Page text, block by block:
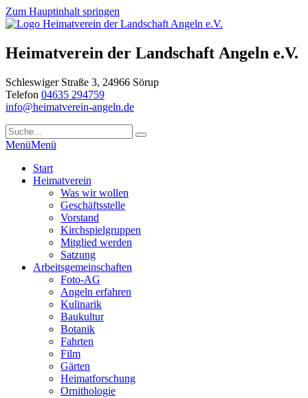
Zum Hauptinhalt springen
Heimatverein der Landschaft Angeln e.V.
Schleswiger Straße 3, 24966 Sörup
Telefon 04635 294759
info@heimatverein-angeln.de
MenüMenü
Start
Heimatverein
Was wir wollen
Geschäftsstelle
Vorstand
Kirchspielgruppen
Mitglied werden
Satzung
Arbeitsgemeinschaften
Foto-AG
Angeln erfahren
Kulinarik
Baukultur
Botanik
Fahrten
Film
Gärten
Heimatforschung
Ornithologie